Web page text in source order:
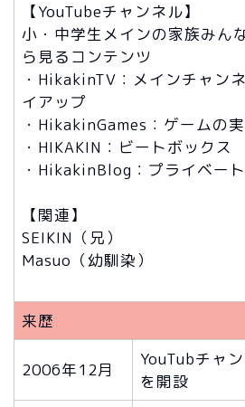
【YouTubeチャンネル】
小・中学生メインの家族みん
ら見るコンテンツ
・HikakinTV：メインチャン
イアップ
・HikakinGames：ゲームの
・HIKAKIN：ビートボックス
・HikakinBlog：プライベー
【関連】
SEIKIN（兄）
Masuo（幼馴染）
来歴
2006年12月
YouTubチャ
を開設